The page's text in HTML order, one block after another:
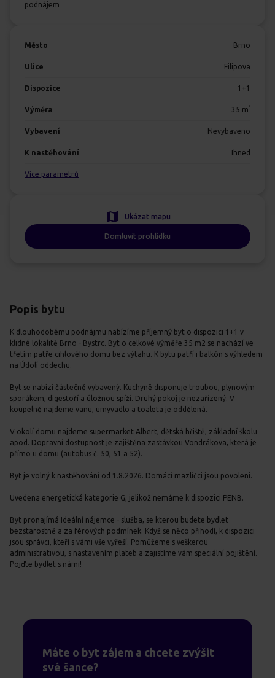
podnájem
Město Brno
Ulice Filipova
Dispozice 1+1
Výměra 35 m 2
Vybavení Nevybaveno
K nastěhování Ihned
Více parametrů
Ukázat mapu
Domluvit prohlídku
Popis bytu
K dlouhodobému podnájmu nabízíme příjemný byt o dispozici 1+1 v
klidné lokalitě Brno - Bystrc. Byt o celkové výměře 35 m2 se nachází ve
třetím patře cihlového domu bez výtahu. K bytu patří i balkón s výhledem
na Údolí oddechu.
Byt se nabízí částečně vybavený. Kuchyně disponuje troubou, plynovým
sporákem, digestoří a úložnou spíží. Druhý pokoj je nezařízený. V
koupelně najdeme vanu, umyvadlo a toaleta je oddělená.
V okolí domu najdeme supermarket Albert, dětská hřiště, základní školu
apod. Dopravní dostupnost je zajištěna zastávkou Vondrákova, která je
přímo u domu (autobus č. 50, 51 a 52).
Byt je volný k nastěhování od 1.8.2026. Domácí mazlíčci jsou povoleni.
Uvedena energetická kategorie G, jelikož nemáme k dispozici PENB.
Byt pronajímá Ideální nájemce - služba, se kterou budete bydlet
bezstarostně a za férových podmínek. Když se něco přihodí, k dispozici
jsou správci, kteří s vámi vše vyřeší. Pomůžeme s veškerou
administrativou, s nastavením plateb a zajistíme vám speciální pojištění.
Pojďte bydlet s námi!
Máte o byt zájem a chcete zvýšit
své šance?